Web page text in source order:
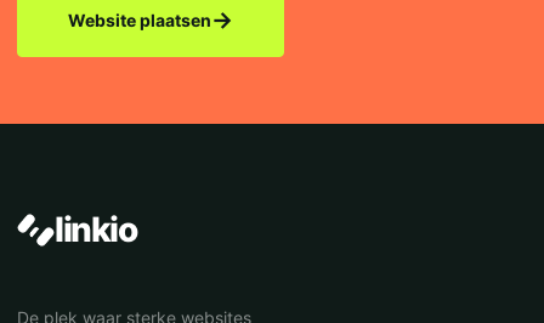
Website plaatsen→
linkio
De plek waar sterke websites